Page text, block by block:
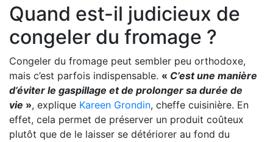
Quand est-il judicieux de
congeler du fromage ?
Congeler du fromage peut sembler peu orthodoxe,
mais c’est parfois indispensable. « C’est une manière
d’éviter le gaspillage et de prolonger sa durée de
vie », explique Kareen Grondin, cheffe cuisinière. En
effet, cela permet de préserver un produit coûteux
plutôt que de le laisser se détériorer au fond du